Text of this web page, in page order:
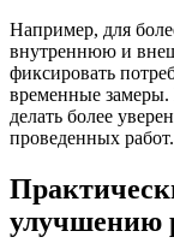
Например, для
внутреннюю и
фиксировать
временные замеры.
делать более
проведенных работ.
улучшению